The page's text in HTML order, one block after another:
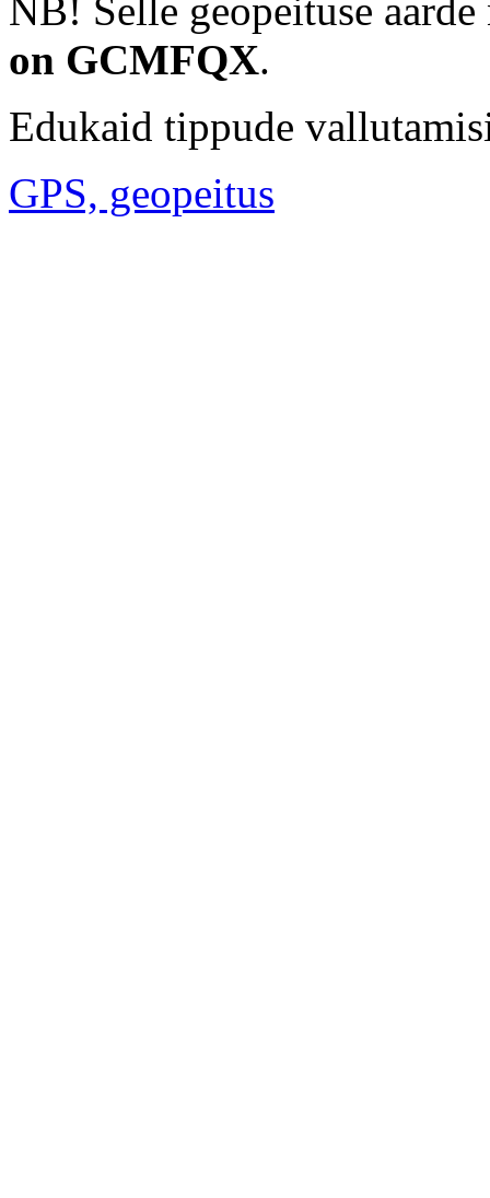
NB! Selle geopeituse
on GCMFQX.
Edukaid tippude
GPS, geopeitus